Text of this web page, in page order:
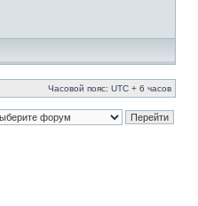
Часовой пояс: UTC + 6 часов